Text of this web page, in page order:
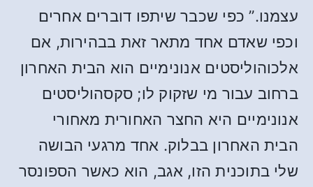
עצמנו.” כפי שכבר שיתפו דוברים אחרים
וכפי שאדם אחד מתאר זאת בבהירות, אם
אלכוהוליסטים אנונימיים הוא הבית האחרון
ברחוב עבור מי שזקוק לו; סקסהוליסטים
אנונימיים היא החצר האחורית מאחורי
הבית האחרון בבלוק. אחד מרגעי הבושה
שלי בתוכנית הזו, אגב, הוא כאשר הספונסר